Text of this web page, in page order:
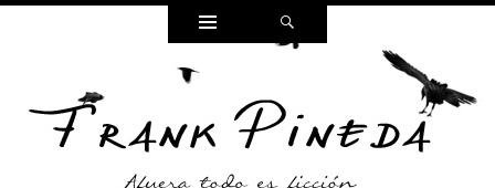
Widgets
FRANK PINEDA
Poesía, cuento y reflexiones,